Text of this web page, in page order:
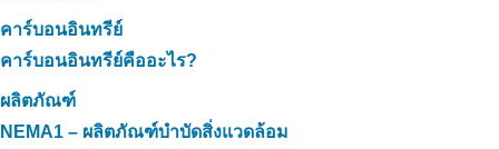
คาร์บอนอินทรีย์
คาร์บอนอินทรีย์คืออะไร?
ผลิตภัณฑ์
NEMA1 – ผลิตภัณฑ์บำบัดสิ่งแวดล้อม